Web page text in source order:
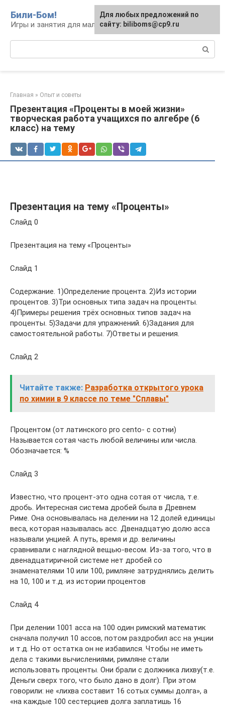
контенту
Били-Бом!
Игры и занятия для малышей и школьников
Главная » Опыт и советы
Презентация «Проценты в моей жизни»
творческая работа учащихся по алгебре (6
класс) на тему
Презентация на тему «Проценты»
Слайд 0
Презентация на тему «Проценты»
Слайд 1
Содержание. 1)Определение процента. 2)Из истории
процентов. 3)Три основных типа задач на проценты.
4)Примеры решения трёх основных типов задач на
проценты. 5)Задачи для упражнений. 6)Задания для
самостоятельной работы. 7)Ответы и решения.
Слайд 2
Читайте также: Разработка открытого урока
по химии в 9 классе по теме "Сплавы"
Процентом (от латинского pro cento- с сотни)
Называется сотая часть любой величины или числа.
Обозначается: %
Слайд 3
Известно, что процент-это одна сотая от числа, т.е.
дробь. Интересная система дробей была в Древнем
Риме. Она основывалась на делении на 12 долей единицы
веса, которая называлась асс. Двенадцатую долю асса
называли унцией. А путь, время и др. величины
сравнивали с наглядной вещью-весом. Из-за того, что в
двенадцатиричной системе нет дробей со
знаменателями 10 или 100, римляне затруднялись делить
на 10, 100 и т.д. из истории процентов
Слайд 4
При делении 1001 асса на 100 один римский математик
сначала получил 10 ассов, потом раздробил асс на унции
и т.д. Но от остатка он не избавился. Чтобы не иметь
дела с такими вычислениями, римляне стали
использовать проценты. Они брали с должника лихву(т.е.
Деньги сверх того, что было дано в долг). При этом
говорили: не «лихва составит 16 сотых суммы долга», а
«на каждые 100 сестерциев долга заплатишь 16
Для любых предложений по
сайту: biliboms@cp9.ru